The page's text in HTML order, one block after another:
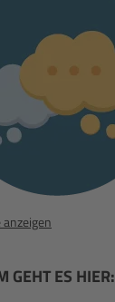
GEHT ES HIER: